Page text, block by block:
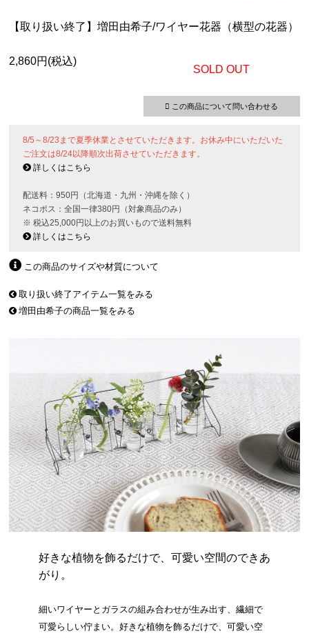
【取り扱い終了】増田由希子/ワイヤー花器（横型の花器）
2,860円(税込)
SOLD OUT
この商品について問い合わせる
8/5～8/23まで夏季休業とさせていただきます。お休み中にいただいた
ご注文は8/24以降順次出荷させていただきます。
詳しくはこちら
配送料：950円（北海道・九州・沖縄を除く）
ネコポス：全国一律380円（対象商品のみ）
※ 税込25,000円以上のお買いもので送料無料
詳しくはこちら
この商品のサイズや材質について
取り扱い終了アイテム一覧をみる
増田由希子の商品一覧をみる
好きな植物を飾るだけで、可愛い空間のできあ
がり。
細いワイヤーとガラスの組み合わせが生み出す、繊細で
可愛らしい佇まい。好きな植物を飾るだけで、可愛い空